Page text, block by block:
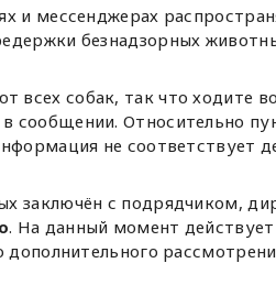
и мессенджерах
безнадзорных
всех собак, так что ходите
сообщении. Относительно
не соответствует
заключён с подрядчиком,
. На данный момент